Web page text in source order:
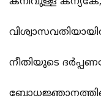
നീതിയുടെ